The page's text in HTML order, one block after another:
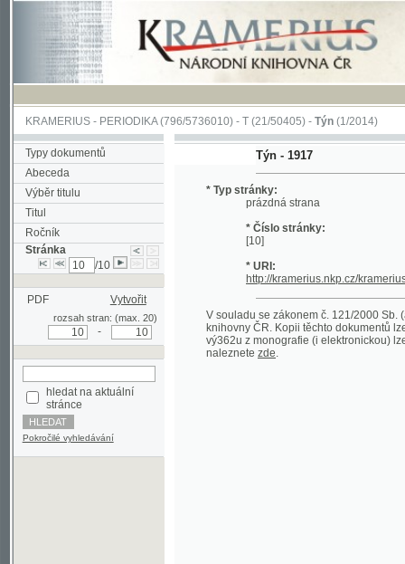
KRAMERIUS-PERIODIKA(796/5736010) -T(21/50405) -Týn(1/2014)
Typy dokumentů
Abeceda
Výběr titulu
Titul
Ročník
Stránka
/10
PDF Vytvořit
rozsah stran: (max. 20)
stránce
Pokročilé vyhledávání
Týn - 1917
prázdná strana
* Číslo stránky:
* URI:
V souladu se zákonem č. 121/2000 Sb.
knihovny ČR. Kopii těchto dokumentů lze
vý362u z monografie (i elektronickou) lze
naleznetezde.